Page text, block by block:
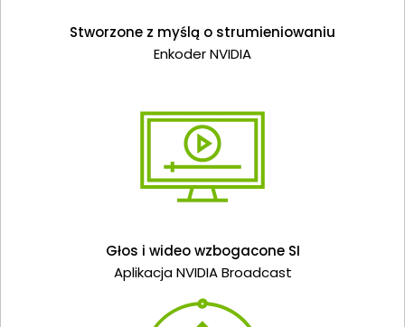
Stworzone z myślą o strumieniowaniu
Enkoder NVIDIA
Głos i wideo wzbogacone SI
Aplikacja NVIDIA Broadcast